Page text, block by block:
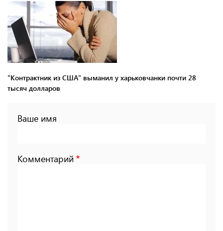
"Контрактник из США" выманил у харьковчанки почти 28
тысяч долларов
Ваше имя
Комментарий